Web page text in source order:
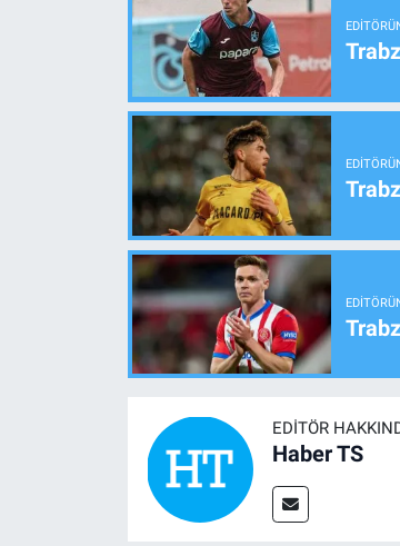
EDITÖR
Haber TS